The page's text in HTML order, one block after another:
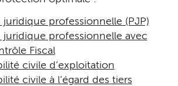
juridique professionnelle (PJP)
juridique professionnelle avec
Fiscal
civile d’exploitation
civile à l’égard des tiers